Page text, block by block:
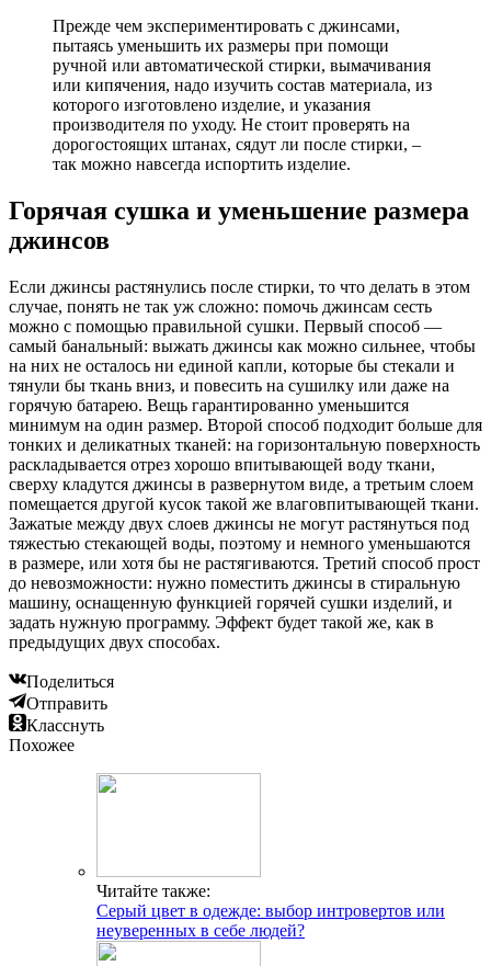
Прежде чем экспериментировать с джинсами,
пытаясь уменьшить их размеры при помощи
ручной или автоматической стирки, вымачивания
или кипячения, надо изучить состав материала, из
которого изготовлено изделие, и указания
производителя по уходу. Не стоит проверять на
дорогостоящих штанах, сядут ли после стирки, –
так можно навсегда испортить изделие.
Горячая сушка и уменьшение размера
джинсов
Если джинсы растянулись после стирки, то что делать в этом
случае, понять не так уж сложно: помочь джинсам сесть
можно с помощью правильной сушки. Первый способ —
самый банальный: выжать джинсы как можно сильнее, чтобы
на них не осталось ни единой капли, которые бы стекали и
тянули бы ткань вниз, и повесить на сушилку или даже на
горячую батарею. Вещь гарантированно уменьшится
минимум на один размер. Второй способ подходит больше для
тонких и деликатных тканей: на горизонтальную поверхность
раскладывается отрез хорошо впитывающей воду ткани,
сверху кладутся джинсы в развернутом виде, а третьим слоем
помещается другой кусок такой же влаговпитывающей ткани.
Зажатые между двух слоев джинсы не могут растянуться под
тяжестью стекающей воды, поэтому и немного уменьшаются
в размере, или хотя бы не растягиваются. Третий способ прост
до невозможности: нужно поместить джинсы в стиральную
машину, оснащенную функцией горячей сушки изделий, и
задать нужную программу. Эффект будет такой же, как в
предыдущих двух способах.
Поделиться
Отправить
Класснуть
Похожее
Читайте также:
Серый цвет в одежде: выбор интровертов или
неуверенных в себе людей?